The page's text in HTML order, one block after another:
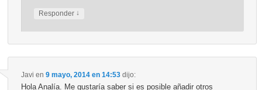
Responder ↓
Javi en 9 mayo, 2014 en 14:53 dijo:
Hola Analía. Me gustaría saber si es posible añadir otros